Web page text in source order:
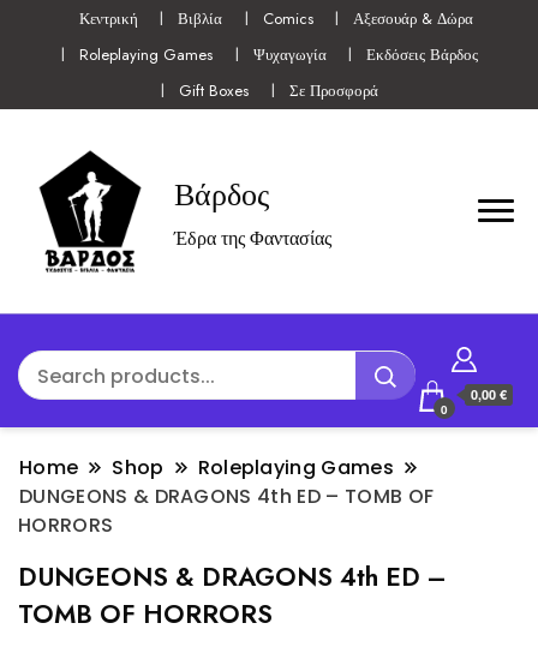
Κεντρική Βιβλία Comics
Αξεσουάρ & Δώρα
Roleplaying Games
Ψυχαγωγία
Εκδόσεις Βάρδος
Gift Boxes
Σε Προσφορά
Βάρδος
Έδρα της Φαντασίας
0
0,00 €
Home Shop
Roleplaying Games
DUNGEONS & DRAGONS 4th ED – TOMB OF
HORRORS
DUNGEONS & DRAGONS 4th ED –
TOMB OF HORRORS